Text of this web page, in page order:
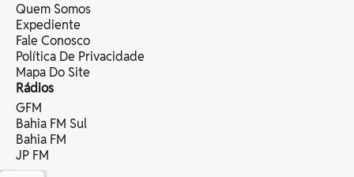
Quem Somos
Expediente
Fale Conosco
Política De Privacidade
Mapa Do Site
Rádios
GFM
Bahia FM Sul
Bahia FM
JP FM